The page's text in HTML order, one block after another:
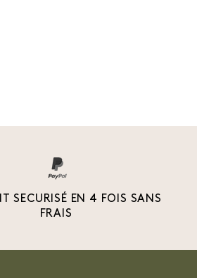
SECURISÉ EN 4 FOIS SANS
FRAIS